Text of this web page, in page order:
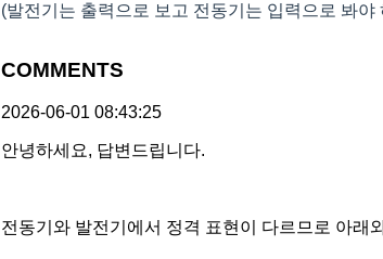
(발전기는 출력으로 보고 전동기는 입력으로 봐야
COMMENTS
2026-06-01 08:43:25
안녕하세요, 답변드립니다.
전동기와 발전기에서 정격 표현이 다르므로 아래